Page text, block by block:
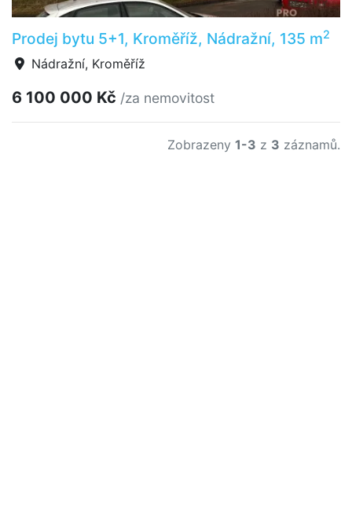
Prodej bytu 5+1, Kroměříž, Nádražní, 135 m2
Nádražní, Kroměříž
6 100 000 Kč /za nemovitost
Zobrazeny 1-3 z 3 záznamů.